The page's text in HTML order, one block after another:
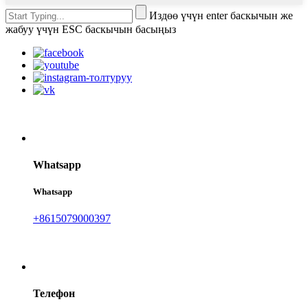
Издөө үчүн enter баскычын же
жабуу үчүн ESC баскычын басыңыз
Whatsapp
Whatsapp
+8615079000397
Телефон